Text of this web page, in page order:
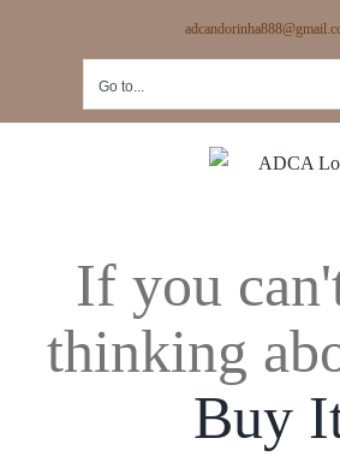
Go to...
If you
thinking
Buy